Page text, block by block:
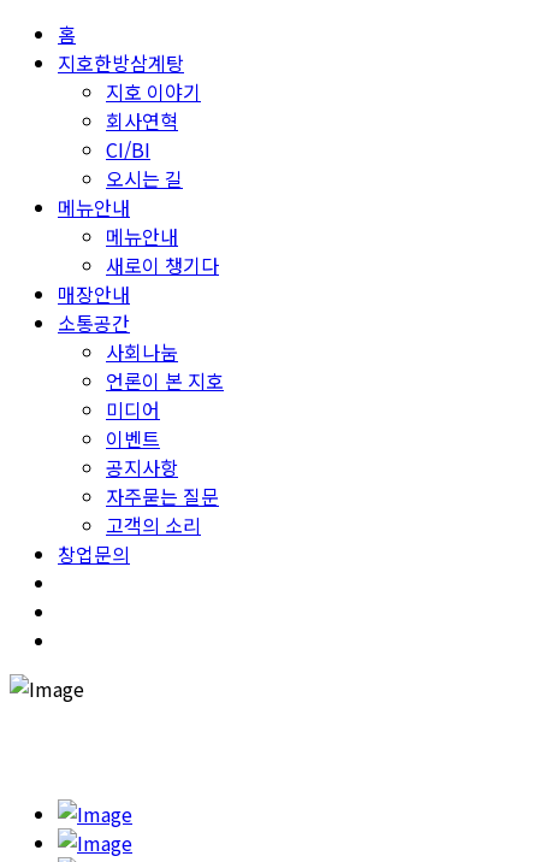
홈
지호한방삼계탕
지호 이야기
회사연혁
CI/BI
오시는 길
메뉴안내
메뉴안내
새로이 챙기다
매장안내
소통공간
사회나눔
언론이 본 지호
미디어
이벤트
공지사항
자주묻는 질문
고객의 소리
창업문의